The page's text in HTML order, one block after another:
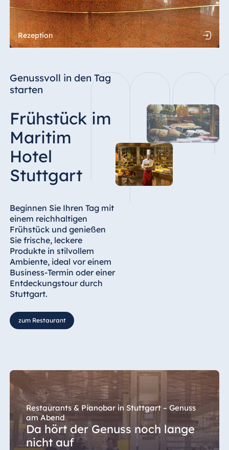
Rezeption
Genussvoll in den Tag
starten
Frühstück im
Maritim
Hotel
Stuttgart
Beginnen Sie Ihren Tag mit
einem reichhaltigen
Frühstück und genießen
Sie frische, leckere
Produkte in stilvollem
Ambiente, ideal vor einem
Business-Termin oder einer
Entdeckungstour durch
Stuttgart.
zum Restaurant
Restaurants & Pianobar in Stuttgart – Genuss
am Abend
Da hört der Genuss noch lange
nicht auf